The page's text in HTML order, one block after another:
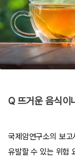
Q 뜨거운 음식이
국제암연구소의 보
유발할 수 있는 위험